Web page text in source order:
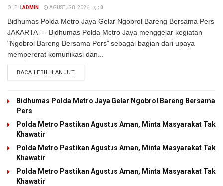
OLEH ADMIN AGUSTUS 8, 2026 0
Bidhumas Polda Metro Jaya Gelar Ngobrol Bareng Bersama Pers
JAKARTA --- Bidhumas Polda Metro Jaya menggelar kegiatan
"Ngobrol Bareng Bersama Pers" sebagai bagian dari upaya
mempererat komunikasi dan...
BACA LEBIH LANJUT
Bidhumas Polda Metro Jaya Gelar Ngobrol Bareng Bersama
Pers
Polda Metro Pastikan Agustus Aman, Minta Masyarakat Tak
Khawatir
Polda Metro Pastikan Agustus Aman, Minta Masyarakat Tak
Khawatir
Polda Metro Pastikan Agustus Aman, Minta Masyarakat Tak
Khawatir